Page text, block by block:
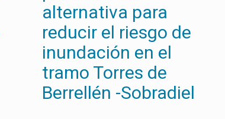
alternativa para
reducir el riesgo de
inundación en el
tramo Torres de
Berrellén -Sobradiel